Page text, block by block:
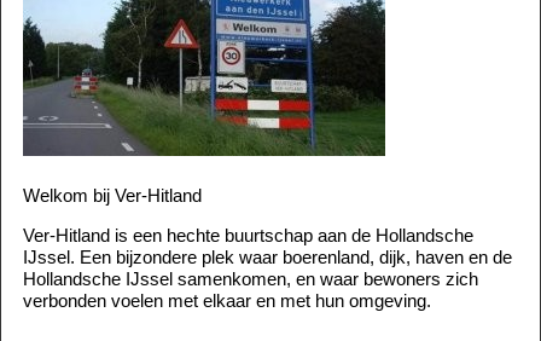
Welkom bij Ver-Hitland
Ver-Hitland is een hechte buurtschap aan de Hollandsche
IJssel. Een bijzondere plek waar boerenland, dijk, haven en de
Hollandsche IJssel samenkomen, en waar bewoners zich
verbonden voelen met elkaar en met hun omgeving.